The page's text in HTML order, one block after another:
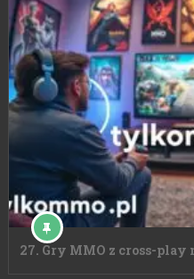
27. Gry MMO z cross-play